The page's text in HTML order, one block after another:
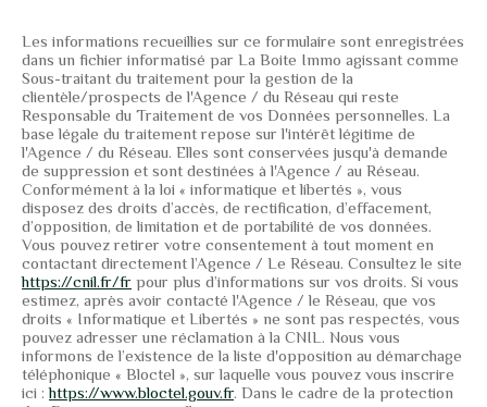
Les informations recueillies sur ce formulaire sont enregistrées
dans un fichier informatisé par La Boite Immo agissant comme
Sous-traitant du traitement pour la gestion de la
clientèle/prospects de l'Agence / du Réseau qui reste
Responsable du Traitement de vos Données personnelles. La
base légale du traitement repose sur l'intérêt légitime de
l'Agence / du Réseau. Elles sont conservées jusqu'à demande
de suppression et sont destinées à l'Agence / au Réseau.
Conformément à la loi « informatique et libertés », vous
disposez des droits d’accès, de rectification, d’effacement,
d’opposition, de limitation et de portabilité de vos données.
Vous pouvez retirer votre consentement à tout moment en
contactant directement l’Agence / Le Réseau. Consultez le site
https://cnil.fr/fr pour plus d’informations sur vos droits. Si vous
estimez, après avoir contacté l'Agence / le Réseau, que vos
droits « Informatique et Libertés » ne sont pas respectés, vous
pouvez adresser une réclamation à la CNIL. Nous vous
informons de l’existence de la liste d'opposition au démarchage
téléphonique « Bloctel », sur laquelle vous pouvez vous inscrire
ici :https://www.bloctel.gouv.fr. Dans le cadre de la protection